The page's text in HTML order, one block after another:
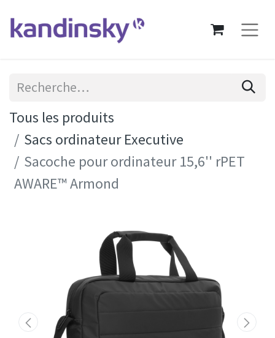
Tous les produits
Sacs ordinateur Executive
Sacoche pour ordinateur 15,6'' rPET
AWARE™ Armond